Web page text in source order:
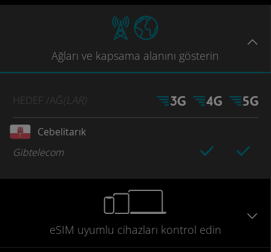
Ağları ve kapsama alanını gösterin
HEDEF /AĞ(LAR)
Cebelitarık
Gibtelecom
eSIM uyumlu cihazları kontrol edin